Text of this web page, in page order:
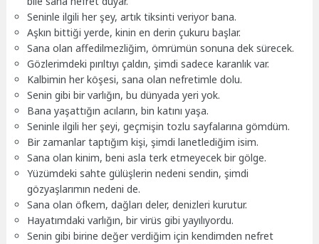
Seninle ilgili her şey, artık tiksinti veriyor bana.
Aşkın bittiği yerde, kinin en derin çukuru başlar.
Sana olan affedilmezliğim, ömrümün sonuna dek sürecek.
Gözlerimdeki pırıltıyı çaldın, şimdi sadece karanlık var.
Kalbimin her köşesi, sana olan nefretimle dolu.
Senin gibi bir varlığın, bu dünyada yeri yok.
Bana yaşattığın acıların, bin katını yaşa.
Seninle ilgili her şeyi, geçmişin tozlu sayfalarına gömdüm.
Bir zamanlar taptığım kişi, şimdi lanetlediğim isim.
Sana olan kinim, beni asla terk etmeyecek bir gölge.
Yüzümdeki sahte gülüşlerin nedeni sendin, şimdi
gözyaşlarımın nedeni de.
Sana olan öfkem, dağları deler, denizleri kurutur.
Hayatımdaki varlığın, bir virüs gibi yayılıyordu.
Senin gibi birine değer verdiğim için kendimden nefret